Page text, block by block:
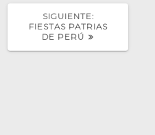
SIGUIENTE:SIGUIENTE
POST:
FIESTAS PATRIAS
DE PERÚ